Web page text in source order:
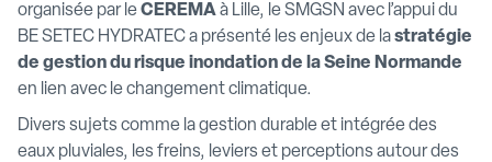
organisée par leCEREMAà Lille, le SMGSN avec l’appui du
BE SETEC HYDRATEC a présenté les enjeux de lastratégie
de gestion du risque inondation de la Seine Normande
en lien avec le changement climatique.
Divers sujets comme la gestion durable et intégrée des
eaux pluviales, les freins, leviers et perceptions autour des